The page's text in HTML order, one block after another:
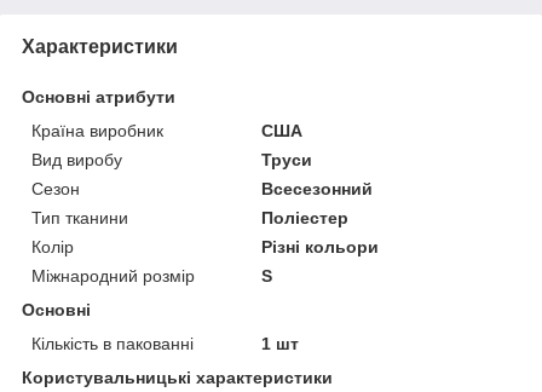
Характеристики
Основні атрибути
Країна виробник
США
Вид виробу
Труси
Сезон
Всесезонний
Тип тканини
Поліестер
Колір
Різні кольори
Міжнародний розмір
S
Основні
Кількість в пакованні
1 шт
Користувальницькі характеристики